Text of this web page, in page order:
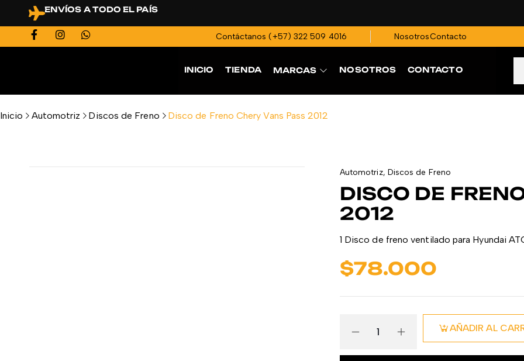
ENVÍOS A TODO EL PAÍS
Contáctanos(+57) 322 509 4016 NosotrosContacto
INICIO TIENDA MARCAS NOSOTROS CONTACTO
Inicio Automotriz Discos de Freno Disco de Freno Chery Vans Pass 2012
Automotriz, Discos de Freno
DISCO DE
2012
1 Disco de freno ventilado para Hyundai
$78.000
AÑADIR AL